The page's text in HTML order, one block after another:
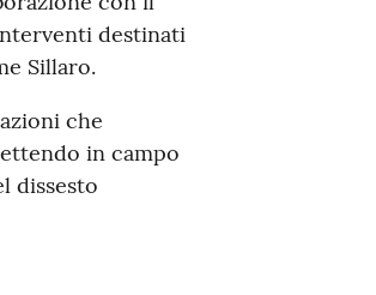
destinati
Sillaro.
che
in campo
dissesto